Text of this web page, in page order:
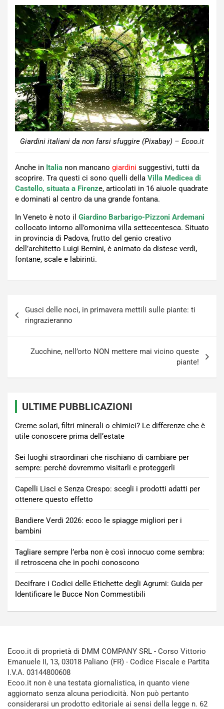
Giardini italiani da non farsi sfuggire (Pixabay) – Ecoo.it
Anche in Italia non mancano giardini suggestivi, tutti da
scoprire. Tra questi ci sono quelli della Villa Medicea di
Castello, situata a Firenze, articolati in 16 aiuole quadrate
e dominati al centro da una grande fontana.
In Veneto è noto il Giardino Barbarigo-Pizzoni Ardemani
collocato intorno all’omonima villa settecentesca. Situato
in provincia di Padova, frutto del genio creativo
dell’architetto Luigi Bernini, è animato da distese verdi,
fontane, scale e labirinti.
articoli
Gusci delle noci, in primavera mettili sulle piante: ti
ringrazieranno
Zucchine, nell’orto NON mettere mai vicino queste
piante!
ULTIME PUBBLICAZIONI
Creme solari, filtri minerali o chimici? Le differenze che è
utile conoscere prima dell’estate
Sei luoghi straordinari che rischiano di cambiare per
sempre: perché dovremmo visitarli e proteggerli
Capelli Lisci e Senza Crespo: scegli i prodotti adatti per
ottenere questo effetto
Bandiere Verdi 2026: ecco le spiagge migliori per i
bambini
Tagliare sempre l’erba non è così innocuo come sembra:
il retroscena che in pochi conoscono
Decifrare i Codici delle Etichette degli Agrumi: Guida per
Identificare le Bucce Non Commestibili
Ecoo.it di proprietà di DMM COMPANY SRL - Corso Vittorio
Emanuele II, 13, 03018 Paliano (FR) - Codice Fiscale e Partita
I.V.A. 03144800608
Ecoo.it non è una testata giornalistica, in quanto viene
aggiornato senza alcuna periodicità. Non può pertanto
considerarsi un prodotto editoriale ai sensi della legge n. 62